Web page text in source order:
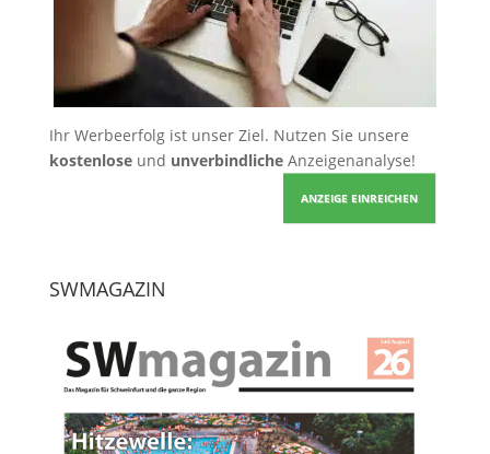
Ihr Werbeerfolg ist unser Ziel. Nutzen Sie unsere
kostenloseund unverbindlicheAnzeigenanalyse!
ANZEIGE EINREICHEN
SWMAGAZIN